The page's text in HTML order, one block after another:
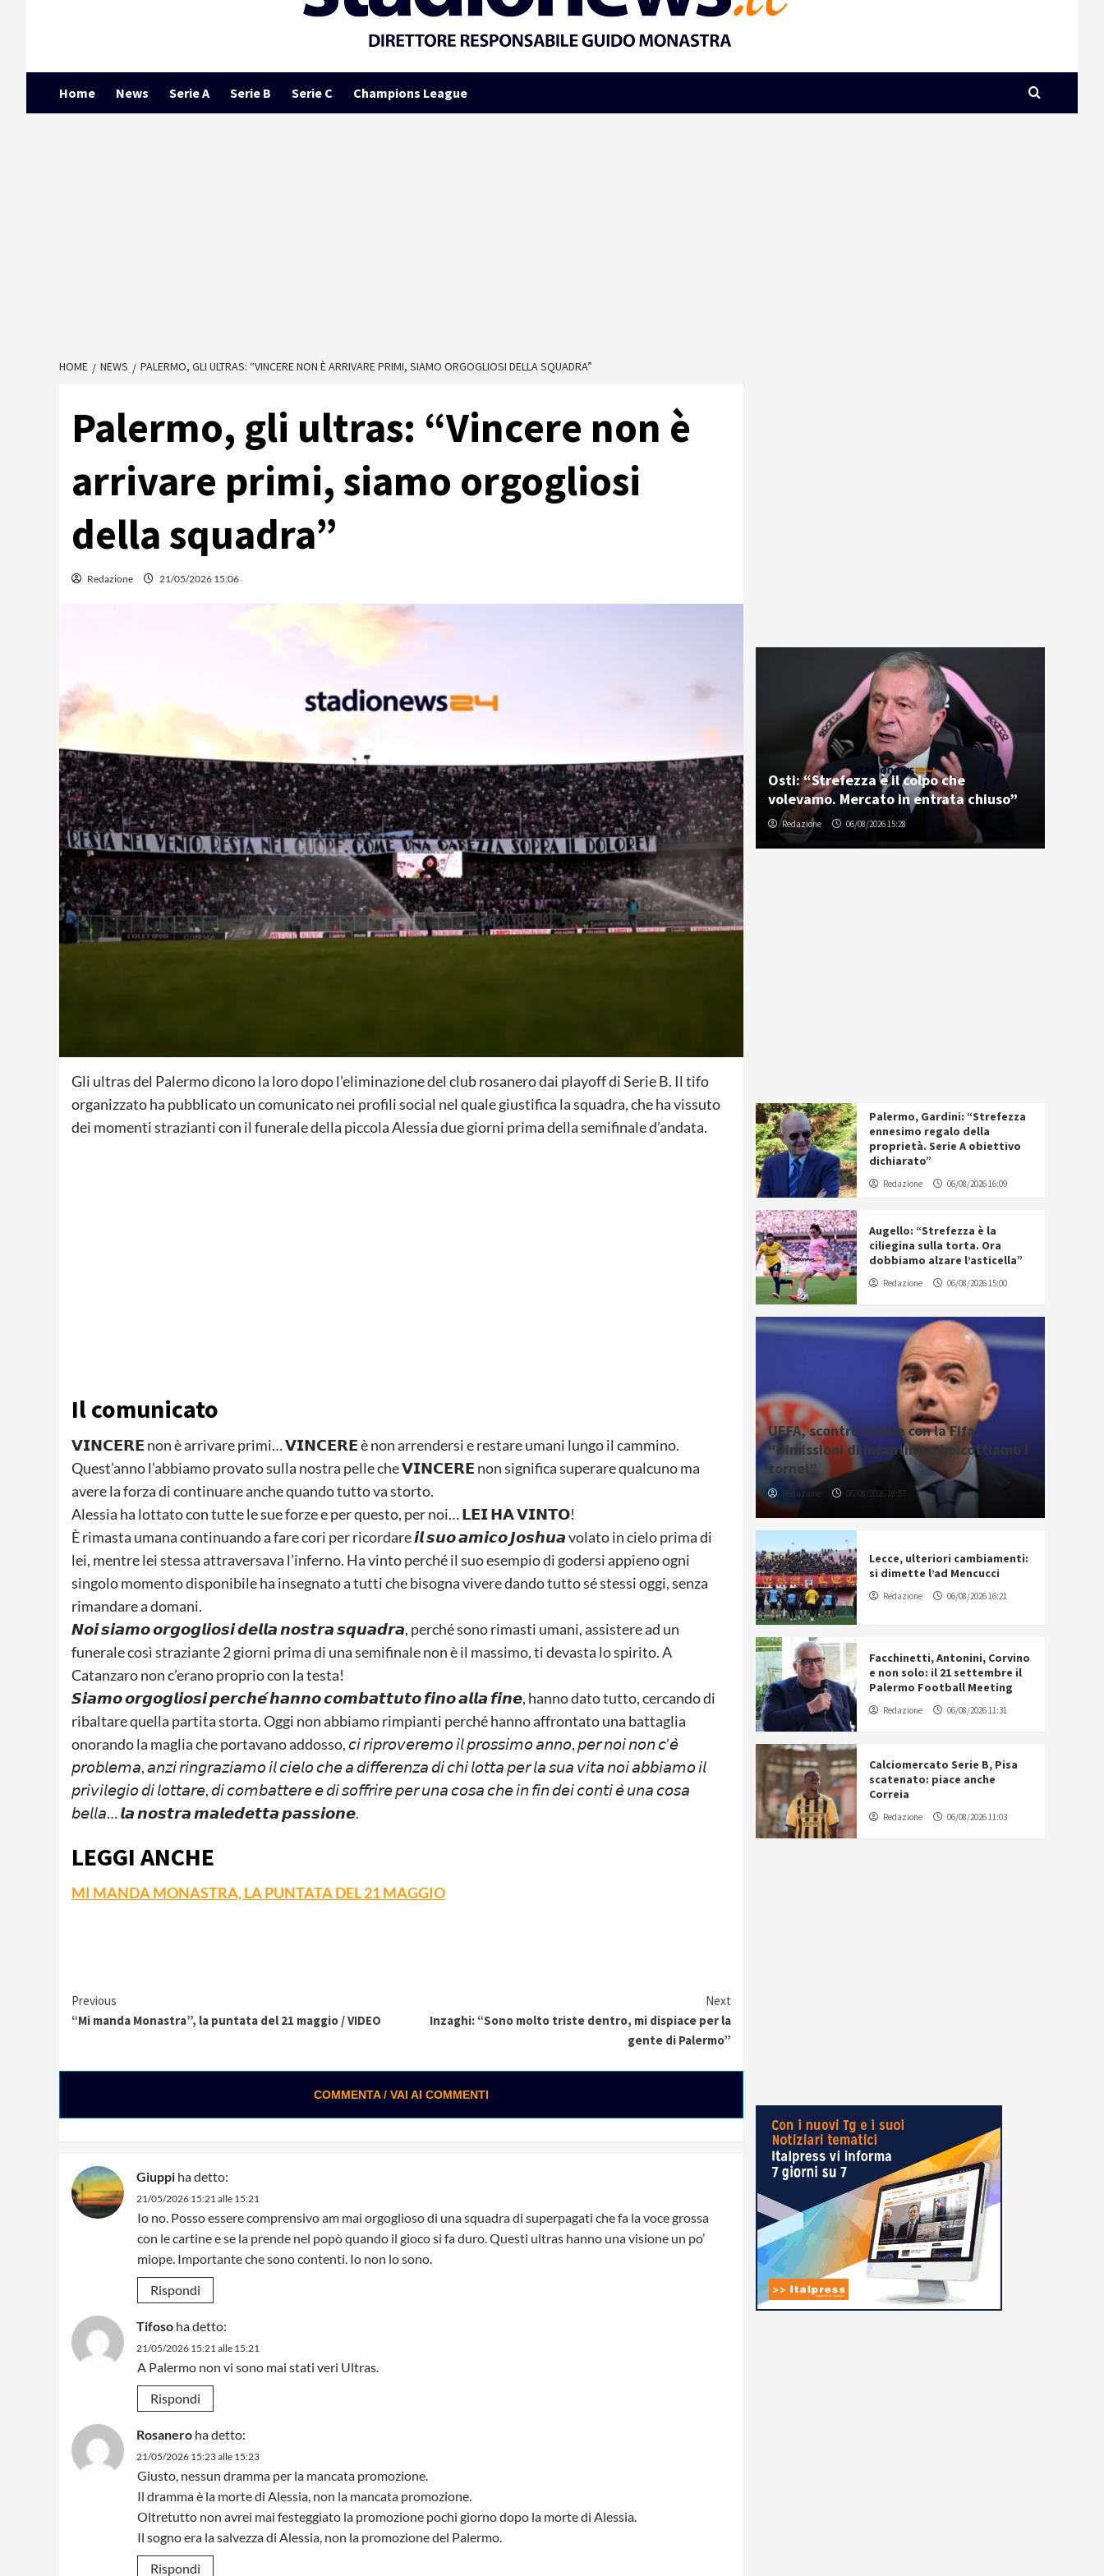
Home News Serie A Serie B Serie C Champions League
HOME NEWS PALERMO, GLI ULTRAS: “VINCERE NON È ARRIVARE PRIMI, SIAMO ORGOGLIOSI DELLA SQUADRA”
Palermo, gli ultras: “Vincere non è
arrivare primi, siamo orgogliosi
della squadra”
Redazione 21/05/2026 15:06
Gli ultras del Palermo dicono la loro dopo l’eliminazione del club rosanero dai playoff di Serie B. Il tifo
organizzato ha pubblicato un comunicato nei profili social nel quale giustifica la squadra, che ha vissuto
dei momenti strazianti con il funerale della piccola Alessia due giorni prima della semifinale d’andata.
Il comunicato
𝗩𝗜𝗡𝗖𝗘𝗥𝗘 non è arrivare primi… 𝗩𝗜𝗡𝗖𝗘𝗥𝗘 è non arrendersi e restare umani lungo il cammino.
Quest’anno l’abbiamo provato sulla nostra pelle che 𝗩𝗜𝗡𝗖𝗘𝗥𝗘 non significa superare qualcuno ma
avere la forza di continuare anche quando tutto va storto.
Alessia ha lottato con tutte le sue forze e per questo, per noi… 𝗟𝗘𝗜 𝗛𝗔 𝗩𝗜𝗡𝗧𝗢!
È rimasta umana continuando a fare cori per ricordare 𝙞𝙡 𝙨𝙪𝙤 𝙖𝙢𝙞𝙘𝙤 𝙅𝙤𝙨𝙝𝙪𝙖 volato in cielo prima di
lei, mentre lei stessa attraversava l’inferno. Ha vinto perché il suo esempio di godersi appieno ogni
singolo momento disponibile ha insegnato a tutti che bisogna vivere dando tutto sé stessi oggi, senza
rimandare a domani.
𝙉𝙤𝙞 𝙨𝙞𝙖𝙢𝙤 𝙤𝙧𝙜𝙤𝙜𝙡𝙞𝙤𝙨𝙞 𝙙𝙚𝙡𝙡𝙖 𝙣𝙤𝙨𝙩𝙧𝙖 𝙨𝙦𝙪𝙖𝙙𝙧𝙖, perché sono rimasti umani, assistere ad un
funerale così straziante 2 giorni prima di una semifinale non è il massimo, ti devasta lo spirito. A
Catanzaro non c’erano proprio con la testa!
𝙎𝙞𝙖𝙢𝙤 𝙤𝙧𝙜𝙤𝙜𝙡𝙞𝙤𝙨𝙞 𝙥𝙚𝙧𝙘𝙝𝙚́ 𝙝𝙖𝙣𝙣𝙤 𝙘𝙤𝙢𝙗𝙖𝙩𝙩𝙪𝙩𝙤 𝙛𝙞𝙣𝙤 𝙖𝙡𝙡𝙖 𝙛𝙞𝙣𝙚, hanno dato tutto, cercando di
ribaltare quella partita storta. Oggi non abbiamo rimpianti perché hanno affrontato una battaglia
onorando la maglia che portavano addosso, 𝘤𝘪 𝘳𝘪𝘱𝘳𝘰𝘷𝘦𝘳𝘦𝘮𝘰 𝘪𝘭 𝘱𝘳𝘰𝘴𝘴𝘪𝘮𝘰 𝘢𝘯𝘯𝘰, 𝘱𝘦𝘳 𝘯𝘰𝘪 𝘯𝘰𝘯 𝘤’𝘦̀
𝘱𝘳𝘰𝘣𝘭𝘦𝘮𝘢, 𝘢𝘯𝘻𝘪 𝘳𝘪𝘯𝘨𝘳𝘢𝘻𝘪𝘢𝘮𝘰 𝘪𝘭 𝘤𝘪𝘦𝘭𝘰 𝘤𝘩𝘦 𝘢 𝘥𝘪𝘧𝘧𝘦𝘳𝘦𝘯𝘻𝘢 𝘥𝘪 𝘤𝘩𝘪 𝘭𝘰𝘵𝘵𝘢 𝘱𝘦𝘳 𝘭𝘢 𝘴𝘶𝘢 𝘷𝘪𝘵𝘢 𝘯𝘰𝘪 𝘢𝘣𝘣𝘪𝘢𝘮𝘰 𝘪𝘭
𝘱𝘳𝘪𝘷𝘪𝘭𝘦𝘨𝘪𝘰 𝘥𝘪 𝘭𝘰𝘵𝘵𝘢𝘳𝘦, 𝘥𝘪 𝘤𝘰𝘮𝘣𝘢𝘵𝘵𝘦𝘳𝘦 𝘦 𝘥𝘪 𝘴𝘰𝘧𝘧𝘳𝘪𝘳𝘦 𝘱𝘦𝘳 𝘶𝘯𝘢 𝘤𝘰𝘴𝘢 𝘤𝘩𝘦 𝘪𝘯 𝘧𝘪𝘯 𝘥𝘦𝘪 𝘤𝘰𝘯𝘵𝘪 𝘦̀ 𝘶𝘯𝘢 𝘤𝘰𝘴𝘢
𝘣𝘦𝘭𝘭𝘢… 𝙡𝙖 𝙣𝙤𝙨𝙩𝙧𝙖 𝙢𝙖𝙡𝙚𝙙𝙚𝙩𝙩𝙖 𝙥𝙖𝙨𝙨𝙞𝙤𝙣𝙚.
LEGGI ANCHE
MI MANDA MONASTRA, LA PUNTATA DEL 21 MAGGIO
Continue
Previous
“Mi manda Monastra”, la puntata del 21 maggio / VIDEO
Next
Inzaghi: “Sono molto triste dentro, mi dispiace per la
gente di Palermo”
COMMENTA / VAI AI COMMENTI
Giuppi ha detto:
21/05/2026 15:21 alle 15:21
Io no. Posso essere comprensivo am mai orgoglioso di una squadra di superpagati che fa la voce grossa
con le cartine e se la prende nel popò quando il gioco si fa duro. Questi ultras hanno una visione un po’
miope. Importante che sono contenti. Io non lo sono.
Rispondi
Tifoso ha detto:
21/05/2026 15:21 alle 15:21
A Palermo non vi sono mai stati veri Ultras.
Rispondi
Rosanero ha detto:
21/05/2026 15:23 alle 15:23
Giusto, nessun dramma per la mancata promozione.
Il dramma è la morte di Alessia, non la mancata promozione.
Oltretutto non avrei mai festeggiato la promozione pochi giorno dopo la morte di Alessia.
Il sogno era la salvezza di Alessia, non la promozione del Palermo.
Rispondi
Osti: “Strefezza è il colpo che
volevamo. Mercato in entrata chiuso”
Redazione 06/08/2026 15:28
Palermo, Gardini: “Strefezza
ennesimo regalo della
proprietà. Serie A obiettivo
dichiarato”
Redazione 06/08/2026 16:09
Augello: “Strefezza è la
ciliegina sulla torta. Ora
dobbiamo alzare l’asticella”
Redazione 06/08/2026 15:00
UEFA, scontro totale con la Fifa:
“Dimissioni di Infantino o boicottiamo i
tornei”
Redazione 06/08/2026 18:57
Lecce, ulteriori cambiamenti:
si dimette l’ad Mencucci
Redazione 06/08/2026 16:21
Facchinetti, Antonini, Corvino
e non solo: il 21 settembre il
Palermo Football Meeting
Redazione 06/08/2026 11:31
Calciomercato Serie B, Pisa
scatenato: piace anche
Correia
Redazione 06/08/2026 11:03